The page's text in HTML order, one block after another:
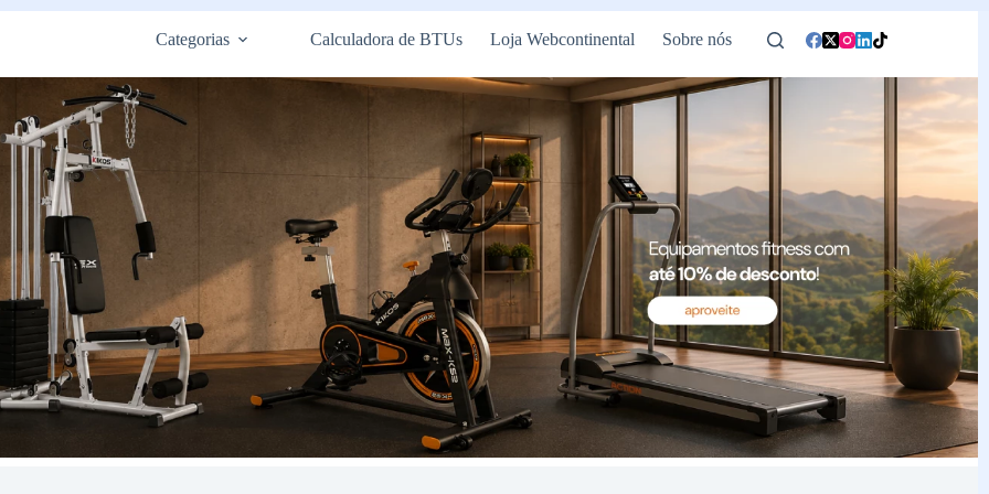
Categorias Calculadora de BTUs Loja Webcontinental Sobre nós